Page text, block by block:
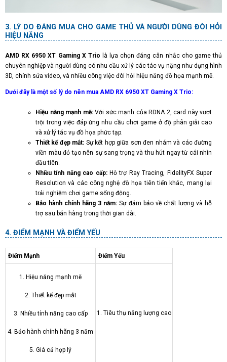
LÝ DO ĐÁNG MUA CHO GAME THỦ VÀ NGƯỜI DÙNG ĐÒI HỎI
HIỆU NĂNG
AMD RX 6950 XT Gaming X Trio là lựa chọn đáng cân nhắc cho game thủ
chuyên nghiệp và người dùng có nhu cầu xử lý các tác vụ nặng như dựng hình
3D, chỉnh sửa video, và nhiều công việc đòi hỏi hiệu năng đồ họa mạnh mẽ.
Dưới đây là một số lý do nên mua AMD RX 6950 XT Gaming X Trio:
Hiệu năng mạnh mẽ:Với sức mạnh của RDNA 2, card này vượt
trội trong việc đáp ứng nhu cầu chơi game ở độ phân giải cao
và xử lý tác vụ đồ họa phức tạp.
Thiết kế đẹp mắt: Sự kết hợp giữa sơn đen nhám và các đường
viền màu đỏ tạo nên sự sang trọng và thu hút ngay từ cái nhìn
đầu tiên.
Nhiều tính năng cao cấp:Hỗ trợ Ray Tracing, FidelityFX Super
Resolution và các công nghệ đồ họa tiên tiến khác, mang lại
trải nghiệm chơi game sống động.
Bảo hành chính hãng 3 năm: Sự đảm bảo về chất lượng và hỗ
trợ sau bán hàng trong thời gian dài.
ĐIỂM MẠNH VÀ ĐIỂM YẾU
Điểm Mạnh Điểm Yếu
1. Hiệu năng mạnh mẽ
2. Thiết kế đẹp mắt
3. Nhiều tính năng cao cấp
4. Bảo hành chính hãng 3 năm
5. Giá cả hợp lý
1. Tiêu thụ năng lượng cao